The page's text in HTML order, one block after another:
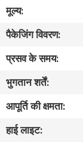
गुणवत्ता
नियंत्रण
संपर्क
करें
मूल्य:
पैकेजिंग विवरण:
प्रसव के समय:
भुगतान शर्तें:
आपूर्ति की क्षमता:
हाई लाइट: